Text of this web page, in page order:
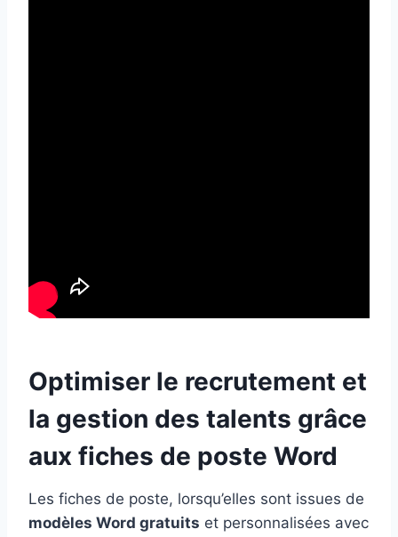
Optimiser le recrutement et
la gestion des talents grâce
aux fiches de poste Word
Les fiches de poste, lorsqu’elles sont issues de
modèles Word gratuits et personnalisées avec